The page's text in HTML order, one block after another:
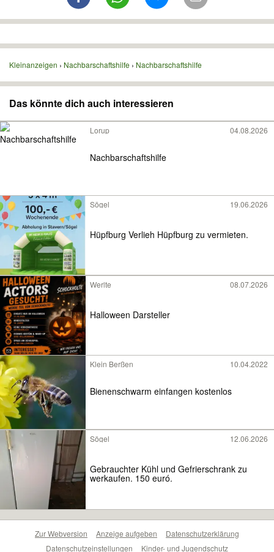
Kleinanzeigen Nachbarschaftshilfe Nachbarschaftshilfe
Das könnte dich auch interessieren
Lorup 04.08.2026
Nachbarschaftshilfe
Sögel 19.06.2026
Hüpfburg Verlieh Hüpfburg zu vermieten.
Werlte 08.07.2026
Halloween Darsteller
Klein Berßen 10.04.2022
Bienenschwarm einfangen kostenlos
Sögel 12.06.2026
Gebrauchter Kühl und Gefrierschrank zu
werkaufen. 150 euró.
Zur Webversion Anzeige aufgeben
Datenschutzerklärung
Datenschutzeinstellungen
Kinder- und Jugendschutz